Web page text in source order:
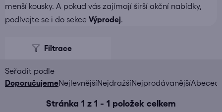
menší kousky. A pokud vás zajímají širší akční nabídky,
podívejte se i do sekce Výprodej.
Stránka 1 z 1 - 1 položek celkem
Ř
DoporučujemeNejlevnějšíNejdražšíNejprodávanější
p
i